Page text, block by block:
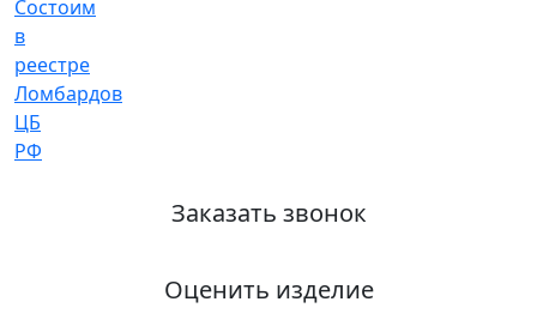
Заказать звонок
Оценить изделие